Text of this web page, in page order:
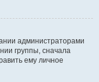
администраторами
группы, сначала
ему личное